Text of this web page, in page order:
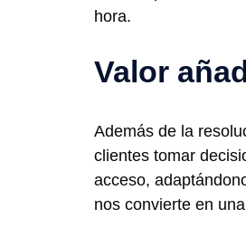
hora.
Valor
Además de la
clientes tomar
acceso,
nos convierte en